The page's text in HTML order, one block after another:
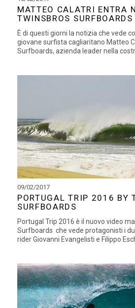
MATTEO CALATRI ENTRA
TWINSBROS SURFBOARDS
È di questi giorni la notizia che vede
giovane surfista cagliaritano Matteo
Surfboards, azienda leader nella
09/02/2017
PORTUGAL TRIP 2016 BY
SURFBOARDS
Portugal Trip 2016 è il nuovo video
Surfboards che vede protagonisti i
rider Giovanni Evangelisti e Filippo